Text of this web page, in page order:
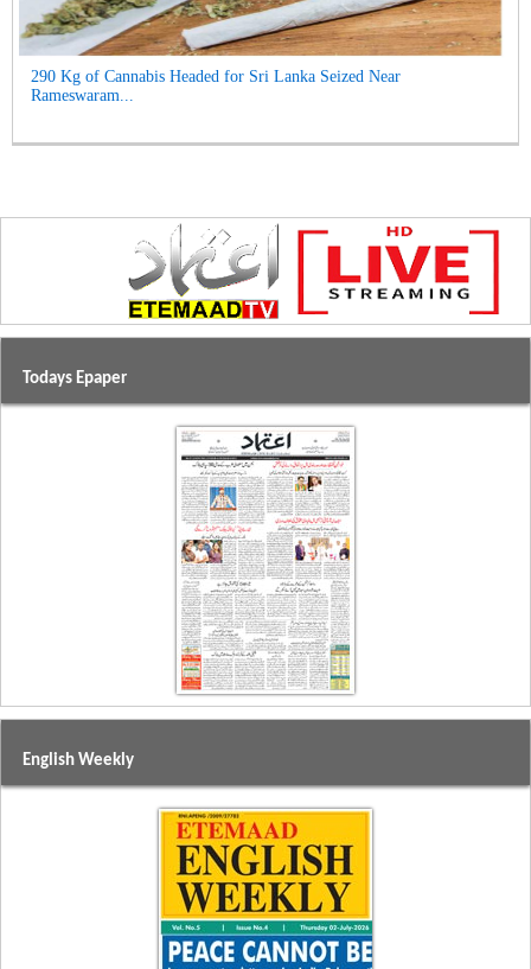
290 Kg of Cannabis Headed for Sri Lanka Seized Near
Rameswaram...
Todays Epaper
English Weekly